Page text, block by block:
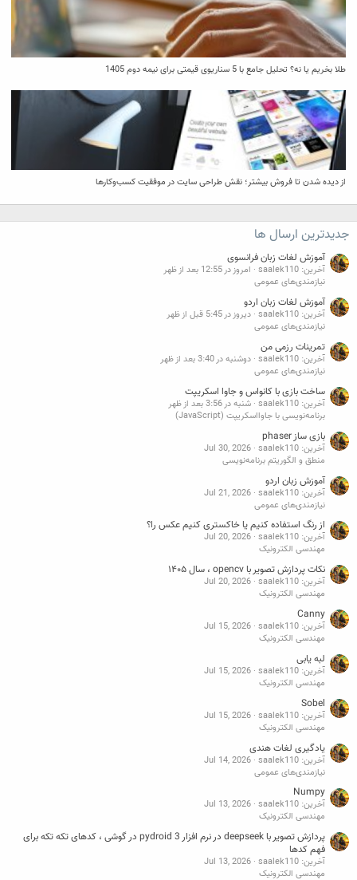
طلا بخریم یا نه؟ تحلیل جامع با 5 سناریوی قیمتی برای نیمه دوم 1405
از دیده شدن تا فروش بیشتر؛ نقش طراحی سایت در موفقیت کسب‌وکارها
جدیدترین ارسال ها
آموزش لغات زبان فرانسوی
آخرین: saalek110
امروز در 12:55 بعد از ظهر
نیازمندی‌های عمومی
آموزش لغات زبان اردو
آخرین: saalek110
دیروز در 5:45 قبل از ظهر
نیازمندی‌های عمومی
تمرینات رزمی من
آخرین: saalek110
دوشنبه در 3:40 بعد از ظهر
نیازمندی‌های عمومی
ساخت بازی با کانواس و جاوا اسکریپت
آخرین: saalek110
شنبه در 3:56 بعد از ظهر
برنامه‌نویسی با جاوااسکریپت (JavaScript)
بازی ساز phaser
آخرین: saalek110
Jul 30, 2026
منطق و الگوریتم برنامه‌نویسی
آموزش زبان اردو
آخرین: saalek110
Jul 21, 2026
نیازمندی‌های عمومی
از رنگ استفاده کنیم یا خاکستری کنیم عکس را؟
آخرین: saalek110
Jul 20, 2026
مهندسی الکترونیک
نکات پردازش تصویر با opencv ، سال ۱۴۰۵
آخرین: saalek110
Jul 20, 2026
مهندسی الکترونیک
Canny
آخرین: saalek110
Jul 15, 2026
مهندسی الکترونیک
لبه یابی
آخرین: saalek110
Jul 15, 2026
مهندسی الکترونیک
Sobel
آخرین: saalek110
Jul 15, 2026
مهندسی الکترونیک
یادگیری لغات هندی
آخرین: saalek110
Jul 14, 2026
نیازمندی‌های عمومی
Numpy
آخرین: saalek110
Jul 13, 2026
مهندسی الکترونیک
پردازش تصویر با deepseek در نرم افزار pydroid 3 در گوشی ، کدهای تکه تکه برای
فهم کدها
آخرین: saalek110
Jul 13, 2026
مهندسی الکترونیک